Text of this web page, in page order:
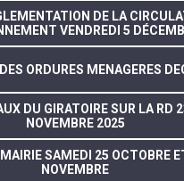
DE LA
VENDREDI 5
ORDURES MENAGERES
DU GIRATOIRE SUR LA RD
NOVEMBRE 2025
SAMEDI 25 OCTOBRE
NOVEMBRE